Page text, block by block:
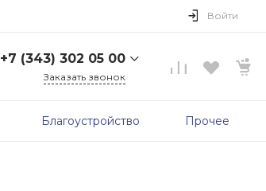
Войти
+7 (343) 302 05 00
г. Екатеринбург, ул.
Заказать звонок
Благоустройство Прочее